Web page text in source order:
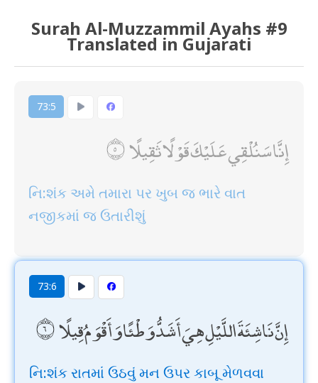
Surah Al-Muzzammil Ayahs #9
Translated in Gujarati
73:5
إِنَّا سَنُلْقِي عَلَيْكَ قَوْلًا ثَقِيلًا
નિ:શંક અમે તમારા પર ખુબ જ ભારે વાત
નજીકમાં જ ઉતારીશું
73:6
إِنَّ نَاشِئَةَ اللَّيْلِ هِيَ أَشَدُّ وَطْئًا وَأَقْوَمُ قِيلًا
નિ:શંક રાતમાં ઉઠવું મન ઉપર કાબૂ મેળવવા